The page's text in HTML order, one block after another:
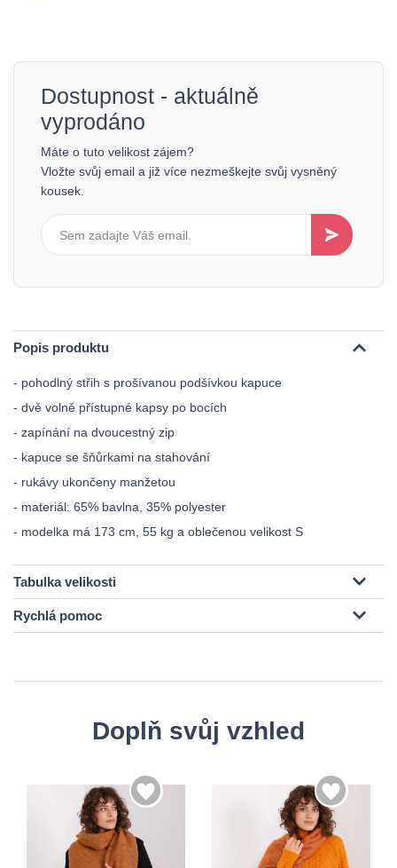
Dostupnost - aktuálně
vyprodáno
Máte o tuto velikost zájem?
Vložte svůj email a již více nezmeškejte svůj vysněný
kousek.
Popis produktu
- pohodlný střih s prošívanou podšívkou kapuce
- dvě volně přístupné kapsy po bocích
- zapínání na dvoucestný zip
- kapuce se šňůrkami na stahování
- rukávy ukončeny manžetou
- materiál: 65% bavlna, 35% polyester
- modelka má 173 cm, 55 kg a oblečenou velikost S
Tabulka velikosti
Rychlá pomoc
Doplň svůj vzhled